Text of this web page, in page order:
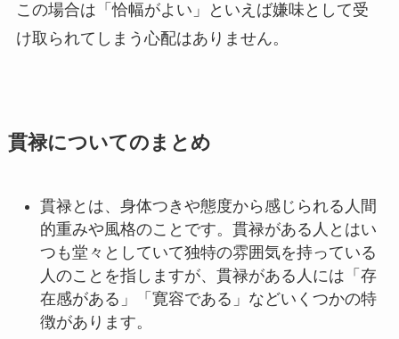
この場合は「恰幅がよい」といえば嫌味として受
け取られてしまう心配はありません。
貫禄についてのまとめ
貫禄とは、身体つきや態度から感じられる人間
的重みや風格のことです。貫禄がある人とはい
つも堂々としていて独特の雰囲気を持っている
人のことを指しますが、貫禄がある人には「存
在感がある」「寛容である」などいくつかの特
徴があります。